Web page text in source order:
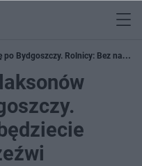
Bydgoszczy. Rolnicy: Bez nas